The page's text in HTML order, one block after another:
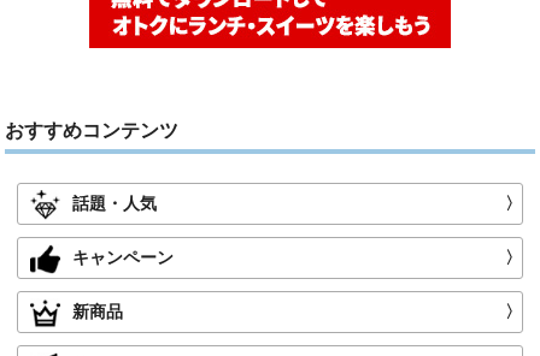
おすすめコンテンツ
話題・人気 〉
キャンペーン 〉
新商品 〉